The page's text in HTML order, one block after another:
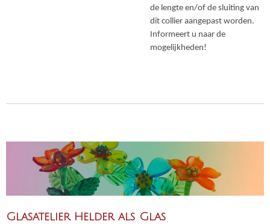
de lengte en/of de sluiting van
dit collier aangepast worden.
Informeert u naar de
mogelijkheden!
Glasatelier Helder als Glas